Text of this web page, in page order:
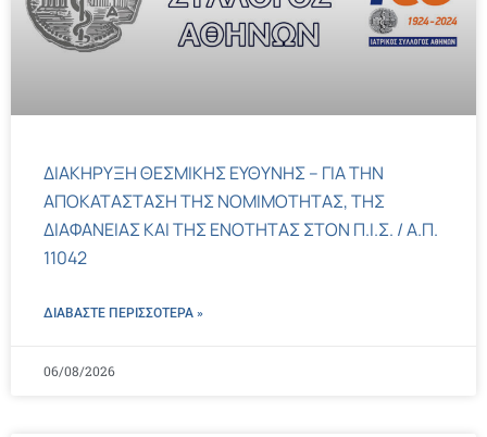
ΔΙΑΚΗΡΥΞΗ ΘΕΣΜΙΚΗΣ ΕΥΘΥΝΗΣ – ΓΙΑ ΤΗΝ
ΑΠΟΚΑΤΑΣΤΑΣΗ ΤΗΣ ΝΟΜΙΜΟΤΗΤΑΣ, ΤΗΣ
ΔΙΑΦΑΝΕΙΑΣ ΚΑΙ ΤΗΣ ΕΝΟΤΗΤΑΣ ΣΤΟΝ Π.Ι.Σ. / Α.Π.
11042
ΔΙΑΒΑΣΤΕ ΠΕΡΙΣΣΌΤΕΡΑ »
06/08/2026